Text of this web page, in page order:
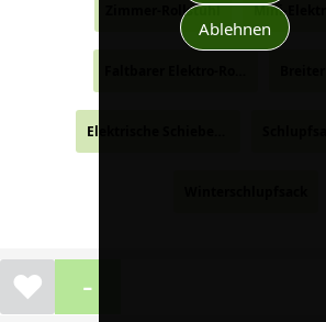
Ablehnen
Zimmer-Rollstuhl Mini-
❤ -